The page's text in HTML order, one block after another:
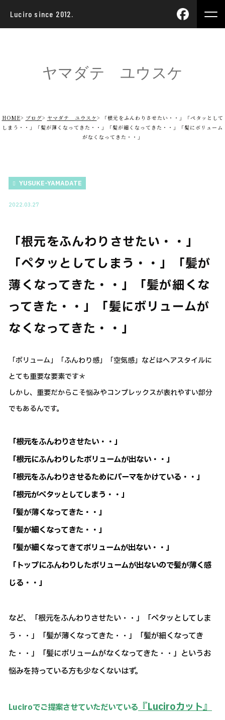
Luciro since 2012.
ヤマダテ ユウスケ
HOME ブログ ヤマダテ ユウスケ
「根元をふんわりさせたい・・」「ペタッとして
しまう・・」「髪が薄くなってきた・・」「髪が細くなってきた・・」「髪にボリューム
がなくなってきた・・」
YUSUKE-YAMADATE
2022.03.27
「根元をふんわりさせたい・・」
「ペタッとしてしまう・・」「髪が
薄くなってきた・・」「髪が細くな
ってきた・・」「髪にボリュームが
なくなってきた・・」
「ボリューム」「ふんわり感」「空気感」などはヘアスタイルに
とても重要な要素です＊
しかし、重要だからこそ悩みやコンプレックスが表れやすい部分
でもあるんです。
「根元をふんわりさせたい・・」
「根元にふんわりしたボリュームが出ない・・」
「根元をふんわりさせるためにパーマをかけている・・」
「根元がペタッとしてしまう・・」
「髪が薄くなってきた・・」
「髪が細くなってきた・・」
「髪が細くなってきてボリュームが出ない・・」
「トップにふんわりしたボリュームが出ないので髪が薄く感
じる・・」
など、「根元をふんわりさせたい・・」「ペタッとしてしま
う・・」「髪が薄くなってきた・・」「髪が細くなってき
た・・」「髪にボリュームがなくなってきた・・」というお
悩みを持っている方も少なくないはず。
Luciroでご提案させていただいている『Luciroカット』